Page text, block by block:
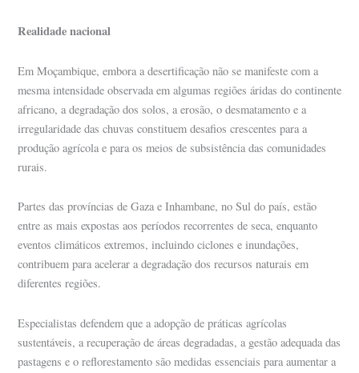
Realidade nacional
Em Moçambique, embora a desertificação não se manifeste com a
mesma intensidade observada em algumas regiões áridas do continente
africano, a degradação dos solos, a erosão, o desmatamento e a
irregularidade das chuvas constituem desafios crescentes para a
produção agrícola e para os meios de subsistência das comunidades
rurais.
Partes das províncias de Gaza e Inhambane, no Sul do país, estão
entre as mais expostas aos períodos recorrentes de seca, enquanto
eventos climáticos extremos, incluindo ciclones e inundações,
contribuem para acelerar a degradação dos recursos naturais em
diferentes regiões.
Especialistas defendem que a adopção de práticas agrícolas
sustentáveis, a recuperação de áreas degradadas, a gestão adequada das
pastagens e o reflorestamento são medidas essenciais para aumentar a